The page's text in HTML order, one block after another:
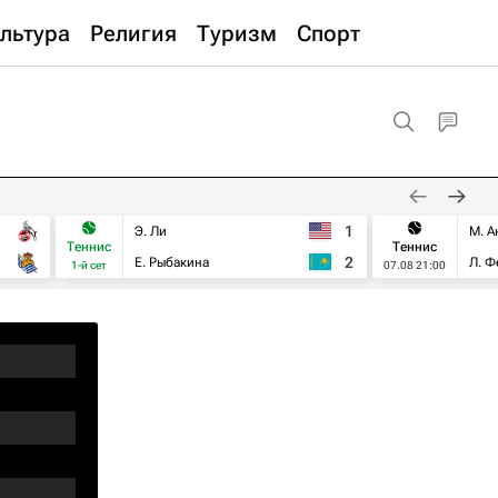
Религия Туризм Спорт
Теннис
1-й сет
Э. Ли
Е. Рыбакина
1
2
Теннис
07.08 21:00
М.
Л.